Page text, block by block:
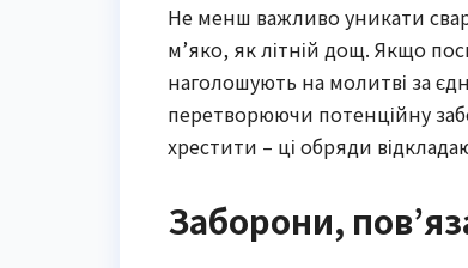
Не менш важливо уникати
м’яко, як літній дощ. Якщо
наголошують на молитві за
перетворюючи потенційну
хрестити – ці обряди
Заборони,